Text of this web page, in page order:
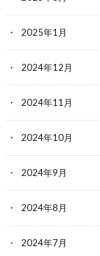
2025年1月
2024年12月
2024年11月
2024年10月
2024年9月
2024年8月
2024年7月